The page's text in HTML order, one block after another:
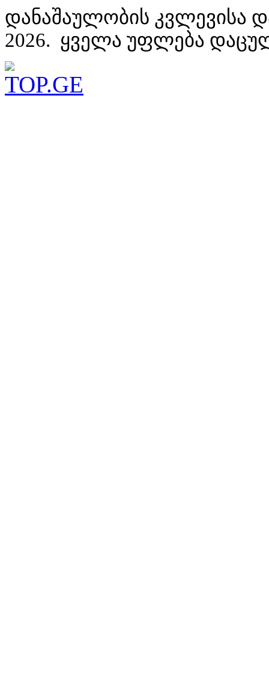
დანაშაულობის კვლევისა
2026. ყველა უფლება